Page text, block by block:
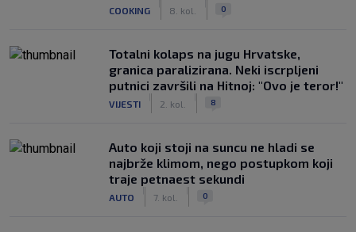
COOKING 8. kol. 0
Totalni kolaps na jugu Hrvatske,
granica paralizirana. Neki iscrpljeni
putnici završili na Hitnoj: "Ovo je teror!"
VIJESTI 2. kol. 8
Auto koji stoji na suncu ne hladi se
najbrže klimom, nego postupkom koji
traje petnaest sekundi
AUTO 7. kol. 0